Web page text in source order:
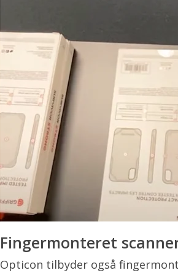
Fingermonteret
Opticon tilbyder også